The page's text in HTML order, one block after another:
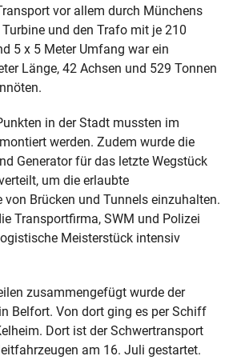
vor allem durch Münchens
und den Trafo mit je 210
5 x 5 Meter Umfang war ein
Länge, 42 Achsen und 529 Tonnen
in der Stadt mussten im
werden. Zudem wurde die
Generator für das letzte Wegstück
um die erlaubte
Brücken und Tunnels einzuhalten.
Transportfirma, SWM und Polizei
Meisterstück intensiv
zusammengefügt wurde der
Belfort. Von dort ging es per Schiff
Dort ist der Schwertransport
am 16. Juli gestartet.